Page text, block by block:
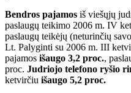
Bendros pajamos iš viešųjų
paslaugų teikimo 2006 m. IV
paslaugų teikėjų (neturinčių
Lt. Palyginti su 2006 m. III
pajamos išaugo 3,2 proc.,
proc. Judriojo telefono ryšio
ketvirčiu išaugo 5,2 proc.